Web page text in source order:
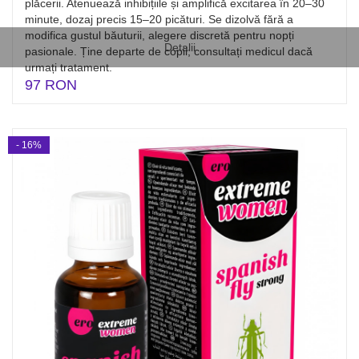
Detalii
plăcerii. Atenuează inhibițiile și amplifică excitarea în 20–30
minute, dozaj precis 15–20 picături. Se dizolvă fără a
modifica gustul băuturii, alegere discretă pentru nopți
pasionale. Ține departe de copii; consultați medicul dacă
urmați tratament.
97 RON
- 16%